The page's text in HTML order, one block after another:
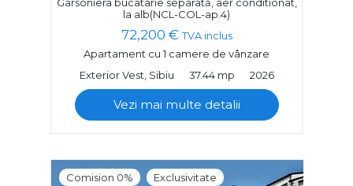
la alb(NCL-COL-ap.4)
72,200 € TVA inclus
Apartament cu 1 camere de vânzare
Exterior Vest, Sibiu
37.44 mp 2026
Vezi mai multe detalii
Comision 0% Exclusivitate